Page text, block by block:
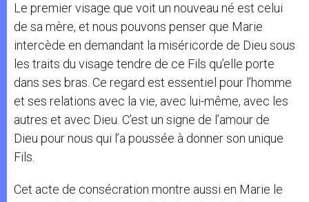
Le premier visage que voit un nouveau né est celui
de sa mère, et nous pouvons penser que Marie
intercède en demandant la miséricorde de Dieu sous
les traits du visage tendre de ce Fils qu’elle porte
dans ses bras. Ce regard est essentiel pour l’homme
et ses relations avec la vie, avec lui-même, avec les
autres et avec Dieu. C’est un signe de l’amour de
Dieu pour nous qui l’a poussée à donner son unique
Fils.
Cet acte de consécration montre aussi en Marie le